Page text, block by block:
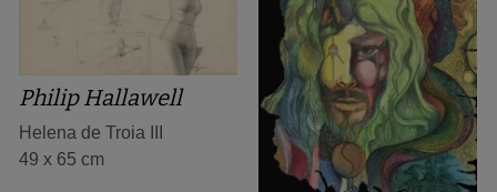
Philip Hallawell
Helena de Troia III
49 x 65 cm